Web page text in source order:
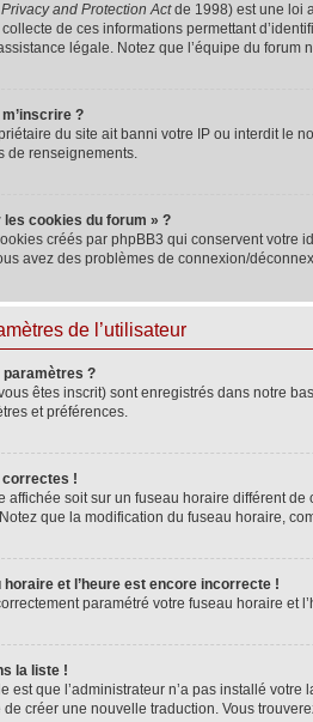
and Protection Actde 1998) est une loi
de ces informations permettant
légale. Notez que l’équipe du
?
du site ait banni votre IP ou interdit le
de renseignements.
cookies du forum » ?
créés par phpBB3 qui conservent votre
avez des problèmes de connexion/
de l’utilisateur
?
êtes inscrit) sont enregistrés dans notre
et préférences.
correctes !
affichée soit sur un fuseau horaire différent
que la modification du fuseau horaire,
horaire et l’heure est encore incorrecte !
paramétré votre fuseau horaire et
la liste !
est que l’administrateur n’a pas installé
créer une nouvelle traduction. Vous